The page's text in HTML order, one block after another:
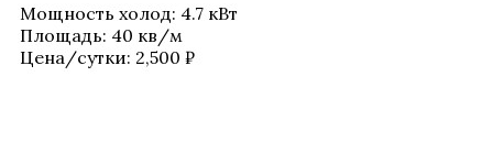
Мощ­ность холод: 4.7 кВт
Пло­щадь: 40 кв/​м
Цена/​сутки: 2,500 ₽